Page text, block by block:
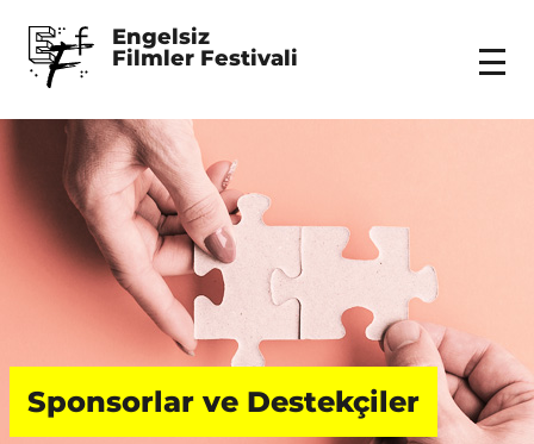
Engelsiz
Filmler Festivali
Menu
Sponsorlar ve Destekçiler